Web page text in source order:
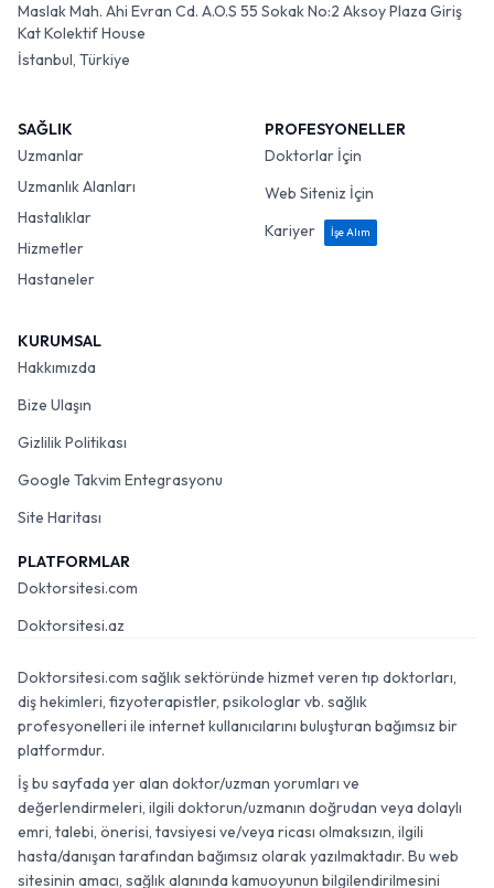
Maslak Mah. Ahi Evran Cd. A.O.S 55 Sokak No:2 Aksoy Plaza Giriş
Kat Kolektif House
İstanbul, Türkiye
SAĞLIK
Uzmanlar
Uzmanlık Alanları
Hastalıklar
Hizmetler
Hastaneler
PROFESYONELLER
Doktorlar İçin
Web Siteniz İçin
Kariyer
İşe Alım
KURUMSAL
Hakkımızda
Bize Ulaşın
Gizlilik Politikası
Google Takvim Entegrasyonu
Site Haritası
PLATFORMLAR
Doktorsitesi.com
Doktorsitesi.az
Doktorsitesi.com sağlık sektöründe hizmet veren tıp doktorları,
diş hekimleri, fizyoterapistler, psikologlar vb. sağlık
profesyonelleri ile internet kullanıcılarını buluşturan bağımsız bir
platformdur.
İş bu sayfada yer alan doktor/uzman yorumları ve
değerlendirmeleri, ilgili doktorun/uzmanın doğrudan veya dolaylı
emri, talebi, önerisi, tavsiyesi ve/veya ricası olmaksızın, ilgili
hasta/danışan tarafından bağımsız olarak yazılmaktadır. Bu web
sitesinin amacı, sağlık alanında kamuoyunun bilgilendirilmesini